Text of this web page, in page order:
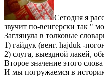
Сегодня я
звучит по-венгерски так "
Заглянула в толковые
1) гайдук (венг. hajduk -
2) слуга, выездной лакей,
Второе значение этого
И мы погружаемся в